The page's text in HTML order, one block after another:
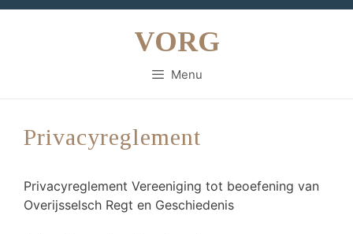
Ga
VORG
Menu
Privacyreglement
Privacyreglement Vereeniging tot beoefening van
Overijsselsch Regt en Geschiedenis